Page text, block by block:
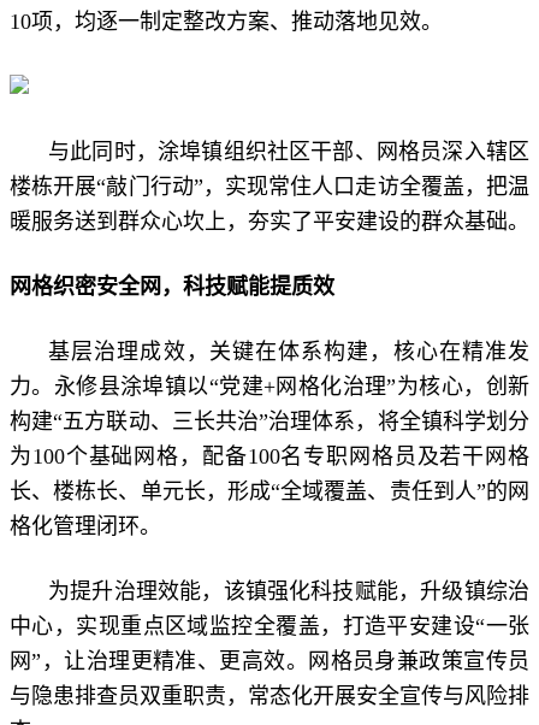
10项，均逐一制定整改方案、推动落地见效。
与此同时，涂埠镇组织社区干部、网格员深入辖区
楼栋开展“敲门行动”，实现常住人口走访全覆盖，把温
暖服务送到群众心坎上，夯实了平安建设的群众基础。
网格织密安全网，科技赋能提质效
基层治理成效，关键在体系构建，核心在精准发
力。永修县涂埠镇以“党建+网格化治理”为核心，创新
构建“五方联动、三长共治”治理体系，将全镇科学划分
为100个基础网格，配备100名专职网格员及若干网格
长、楼栋长、单元长，形成“全域覆盖、责任到人”的网
格化管理闭环。
为提升治理效能，该镇强化科技赋能，升级镇综治
中心，实现重点区域监控全覆盖，打造平安建设“一张
网”，让治理更精准、更高效。网格员身兼政策宣传员
与隐患排查员双重职责，常态化开展安全宣传与风险排